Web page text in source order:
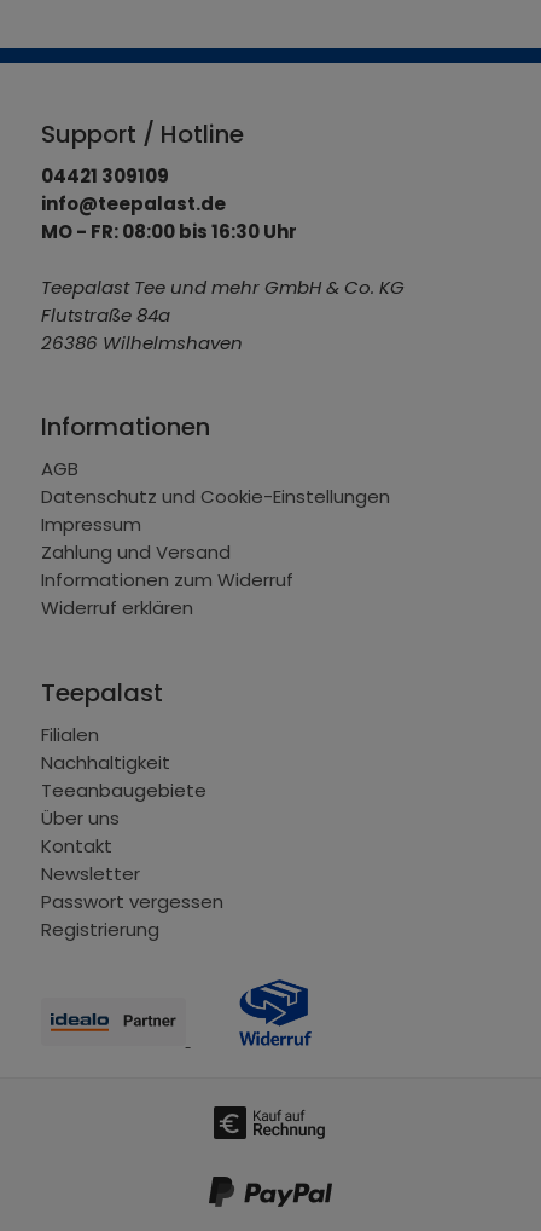
Support / Hotline
04421 309109
info@teepalast.de
MO - FR: 08:00 bis 16:30 Uhr
Teepalast Tee und mehr GmbH & Co. KG
Flutstraße 84a
26386 Wilhelmshaven
Informationen
AGB
Datenschutz und Cookie-Einstellungen
Impressum
Zahlung und Versand
Informationen zum Widerruf
Widerruf erklären
Teepalast
Filialen
Nachhaltigkeit
Teeanbaugebiete
Über uns
Kontakt
Newsletter
Passwort vergessen
Registrierung